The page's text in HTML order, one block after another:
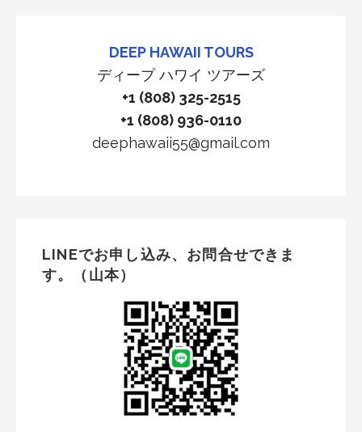
DEEP HAWAII TOURS
ディープ ハワイ ツアーズ
+1 (808) 325-2515
+1 (808) 936-0110
deephawaii55@gmail.com
LINEでお申し込み、お問合せできま
す。（山本）